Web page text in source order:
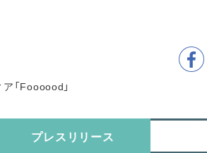
「Foooood」
プレスリリース